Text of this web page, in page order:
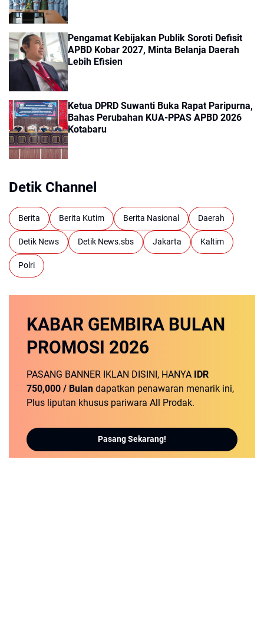
Pengamat Kebijakan Publik Soroti Defisit
APBD Kobar 2027, Minta Belanja Daerah
Lebih Efisien
Ketua DPRD Suwanti Buka Rapat Paripurna,
Bahas Perubahan KUA-PPAS APBD 2026
Kotabaru
Detik Channel
Berita Berita Kutim Berita Nasional Daerah
Detik News Detik News.sbs Jakarta Kaltim
Polri
KABAR GEMBIRA BULAN
PROMOSI 2026
PASANG BANNER IKLAN DISINI, HANYA IDR
750,000 / Bulan dapatkan penawaran menarik ini,
Plus liputan khusus pariwara All Prodak.
Pasang Sekarang!